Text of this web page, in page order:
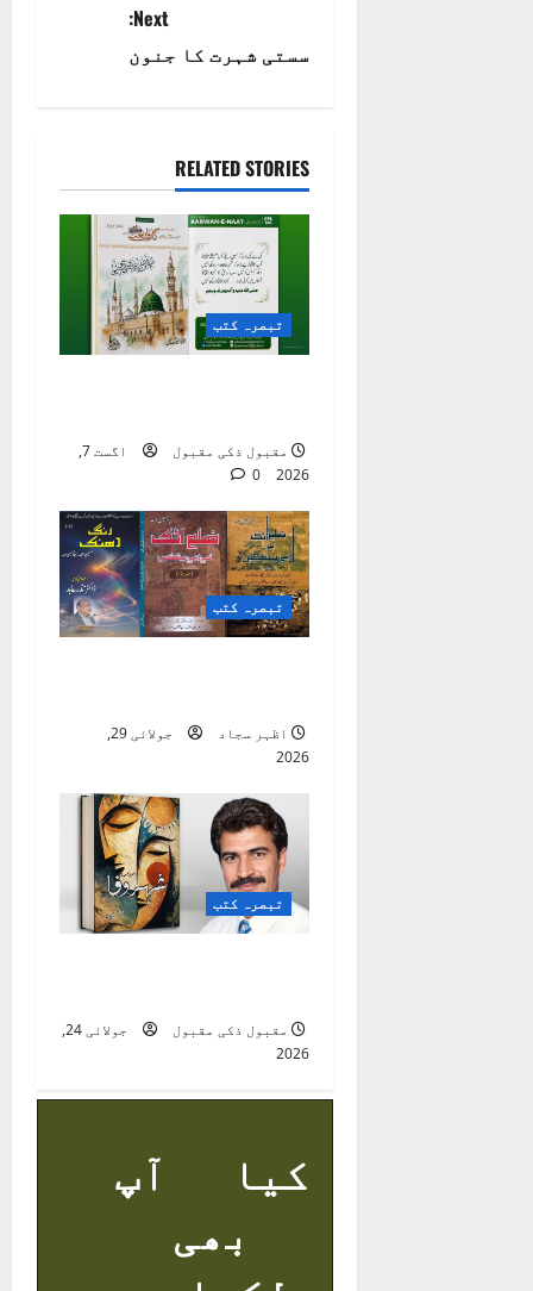
t
a
v
a
i
o
n
Next:
سستی شہرت کا جنون
RELATED STORIES
تبصرہ کتب
مقبول ذکی مقبول
اگست 7,
2026
0
تبصرہ کتب
اظہر سجاد
جولائی 29,
2026
تبصرہ کتب
مقبول ذکی مقبول
جولائی 24,
2026
کیا آپ
بھی